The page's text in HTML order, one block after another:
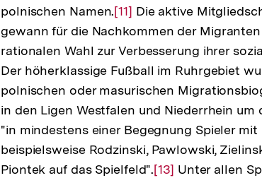
polnischen Namen.Zur
Auflösung
der
Fußnote
[11] Die aktive
gewann für die Nachkommen der
rationalen Wahl zur Verbesserung ihrer
Der höherklassige Fußball im Ruhrgebiet
polnischen oder masurischen
in den Ligen Westfalen und Niederrhein
"in mindestens einer Begegnung Spieler
beispielsweise Rodzinski, Pawlowski,
Piontek auf das Spielfeld".Zur
[13] Unter allen